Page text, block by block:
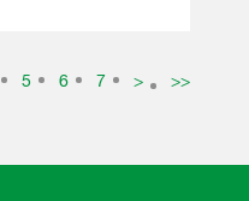
5 6 7 > >>